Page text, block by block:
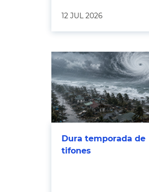
12 JUL 2026
Dura temporada de
tifones